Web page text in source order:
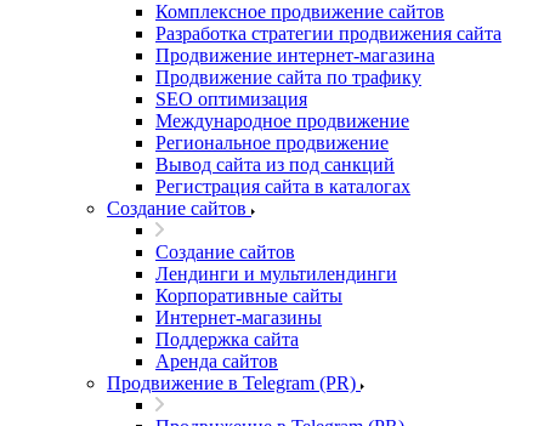
Комплексное продвижение сайтов
Разработка стратегии продвижения сайта
Продвижение интернет-магазина
Продвижение сайта по трафику
SEO оптимизация
Международное продвижение
Региональное продвижение
Вывод сайта из под санкций
Регистрация сайта в каталогах
Создание сайтов
Создание сайтов
Лендинги и мультилендинги
Корпоративные сайты
Интернет-магазины
Поддержка сайта
Аренда сайтов
Продвижение в Telegram (PR)